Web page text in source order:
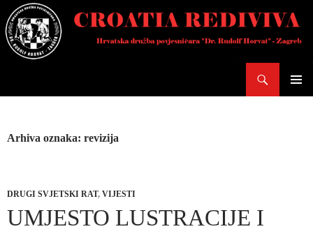
Skoči
do
sadržaja
Arhiva oznaka: revizija
DRUGI SVJETSKI RAT, VIJESTI
UMJESTO LUSTRACIJE I